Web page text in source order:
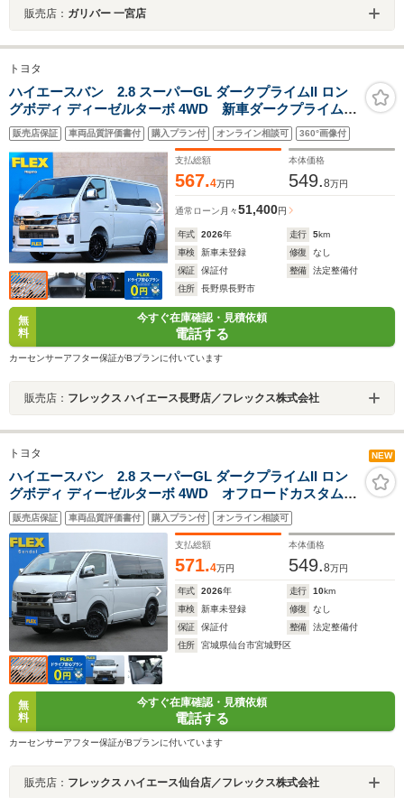
販売店： ガリバー 一宮店
トヨタ
ハイエースバン 2.8 スーパーGL ダークプライムII ロン
グボディ ディーゼルターボ 4WD 新車ダークプライムII!
ビルドインETC2.0FLEXベッドキットタイプIIFLEXフロ
ントスポイラーFLEXオーバーフェンダーFLEX DELF06
17インチアルミグッドイヤー ナスカータイヤFLEXラムダ
LEDテール
販売店保証 車両品質評価書付 購入プラン付 オンライン相談可 360°画像付
支払総額
567.4万円
本体価格
549.8万円
通常ローン 月々51,400円
年式 2026年 走行 5km
車検
新車未登録 修復
なし
保証
保証付 整備
法定整備付
住所
長野県長野市
無
料
今すぐ在庫確認・見積依頼
電話する
カーセンサーアフター保証がBプランに付いています
販売店： フレックス ハイエース長野店／フレックス株式会社
トヨタ NEW
ハイエースバン 2.8 スーパーGL ダークプライムII ロン
グボディ ディーゼルターボ 4WD オフロードカスタム
BJメキシカン16インチアルミ グラントレックRTタイ
ヤ ディスプレイオーディオプラス クラシックテー
ル ティーフォース フェンダー ベットキット バイ
ビームヘットライト 寒冷地仕様
販売店保証 車両品質評価書付 購入プラン付 オンライン相談可
支払総額
571.4万円
本体価格
549.8万円
年式 2026年 走行 10km
車検
新車未登録 修復
なし
保証
保証付 整備
法定整備付
住所
宮城県仙台市宮城野区
無
料
今すぐ在庫確認・見積依頼
電話する
カーセンサーアフター保証がBプランに付いています
販売店： フレックス ハイエース仙台店／フレックス株式会社